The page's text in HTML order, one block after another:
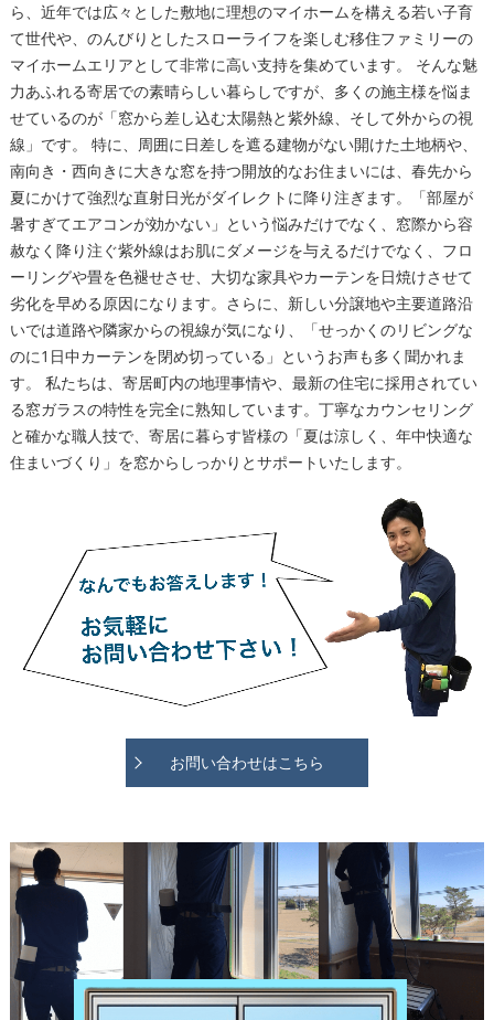
ら、近年では広々とした敷地に理想のマイホームを構える若い子育
て世代や、のんびりとしたスローライフを楽しむ移住ファミリーの
マイホームエリアとして非常に高い支持を集めています。 そんな魅
力あふれる寄居での素晴らしい暮らしですが、多くの施主様を悩ま
せているのが「窓から差し込む太陽熱と紫外線、そして外からの視
線」です。 特に、周囲に日差しを遮る建物がない開けた土地柄や、
南向き・西向きに大きな窓を持つ開放的なお住まいには、春先から
夏にかけて強烈な直射日光がダイレクトに降り注ぎます。「部屋が
暑すぎてエアコンが効かない」という悩みだけでなく、窓際から容
赦なく降り注ぐ紫外線はお肌にダメージを与えるだけでなく、フロ
ーリングや畳を色褪せさせ、大切な家具やカーテンを日焼けさせて
劣化を早める原因になります。さらに、新しい分譲地や主要道路沿
いでは道路や隣家からの視線が気になり、「せっかくのリビングな
のに1日中カーテンを閉め切っている」というお声も多く聞かれま
す。 私たちは、寄居町内の地理事情や、最新の住宅に採用されてい
る窓ガラスの特性を完全に熟知しています。丁寧なカウンセリング
と確かな職人技で、寄居に暮らす皆様の「夏は涼しく、年中快適な
住まいづくり」を窓からしっかりとサポートいたします。
お問い合わせはこちら